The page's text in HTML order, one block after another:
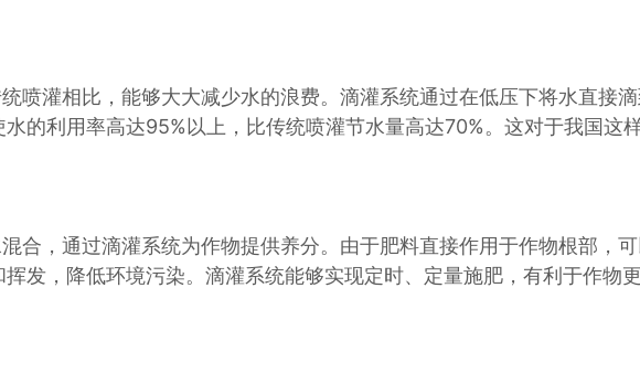
喷灌相比，能够大大减少水的浪费。滴灌系统通过在低压下将水直接
的利用率高达95%以上，比传统喷灌节水量高达70%。这对于我国这
合，通过滴灌系统为作物提供养分。由于肥料直接作用于作物根部，
发，降低环境污染。滴灌系统能够实现定时、定量施肥，有利于作物